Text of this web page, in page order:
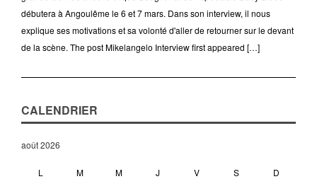
débutera à Angoulême le 6 et 7 mars. Dans son interview, il nous
explique ses motivations et sa volonté d'aller de retourner sur le devant
de la scène. The post Mikelangelo Interview first appeared […]
CALENDRIER
août 2026
L M M J V S D